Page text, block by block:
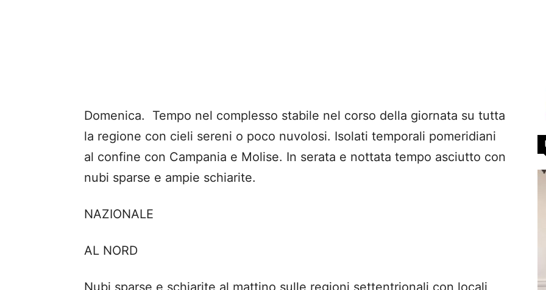
Domenica. Tempo nel complesso stabile nel corso della giornata su tutta
la regione con cieli sereni o poco nuvolosi. Isolati temporali pomeridiani
al confine con Campania e Molise. In serata e nottata tempo asciutto con
nubi sparse e ampie schiarite.
NAZIONALE
AL NORD
Nubi sparse e schiarite al mattino sulle regioni settentrionali con locali